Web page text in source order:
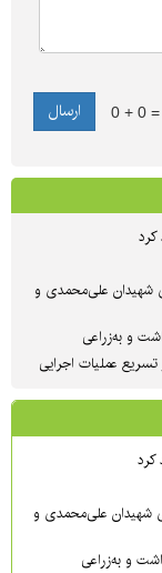
0 + 0 =
شهیدان علی‌محمدی و
و به‌زراعی
تسریع عملیات اجرایی
شهیدان علی‌محمدی و
و به‌زراعی